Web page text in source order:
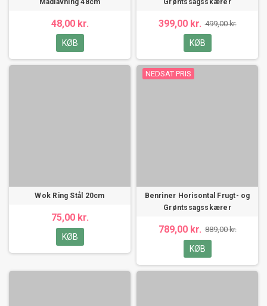
Madlavning 48cm
48,00 kr.
KØB
Grøntssagsskærer
399,00 kr. 499,00 kr.
KØB
Wok Ring Stål 20cm
75,00 kr.
KØB
NEDSAT PRIS
Benriner Horisontal Frugt- og
Grøntssagsskærer
789,00 kr. 889,00 kr.
KØB